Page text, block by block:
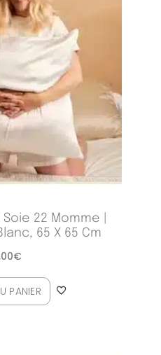
Soie 22 Momme |
65 X 65 Cm
€
PANIER